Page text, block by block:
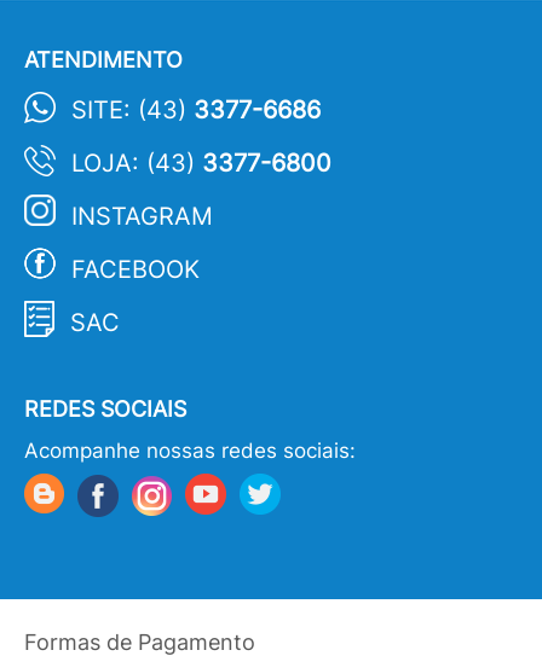
ATENDIMENTO
SITE: (43) 3377-6686
LOJA: (43) 3377-6800
INSTAGRAM
FACEBOOK
SAC
REDES SOCIAIS
Acompanhe nossas redes sociais:
Formas de Pagamento